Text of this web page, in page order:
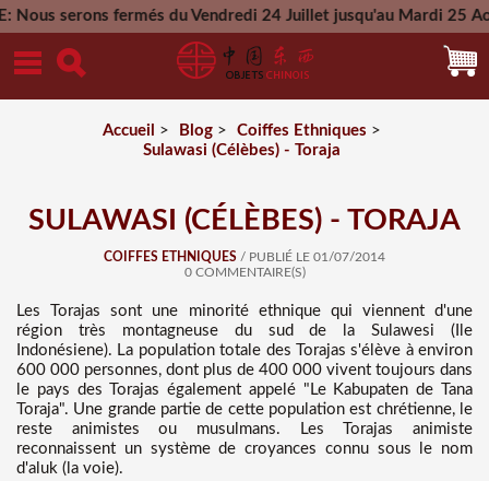
serons fermés du Vendredi 24 Juillet jusqu'au Mardi 25 Aout
Mercredi 26 Aout
Accueil > Blog > Coiffes Ethniques >
Sulawasi (Célèbes) - Toraja
SULAWASI (CÉLÈBES) - TORAJA
COIFFES ETHNIQUES / PUBLIÉ LE 01/07/2014
0 COMMENTAIRE(S)
Les Torajas sont une minorité ethnique qui viennent d'une
région très montagneuse du sud de la Sulawesi (Ile
Indonésiene). La population totale des Torajas s'élève à environ
600 000 personnes, dont plus de 400 000 vivent toujours dans
le pays des Torajas également appelé "Le Kabupaten de Tana
Toraja". Une grande partie de cette population est chrétienne, le
reste animistes ou musulmans. Les Torajas animiste
reconnaissent un système de croyances connu sous le nom
d'aluk (la voie).